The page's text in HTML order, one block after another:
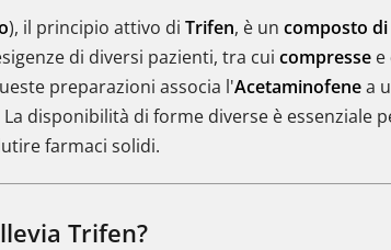
), il principio attivo di Trifen, è un composto
di diversi pazienti, tra cui compresse e
preparazioni associa l'Acetaminofenea
La disponibilità di forme diverse è essenziale
farmaci solidi.
Trifen?